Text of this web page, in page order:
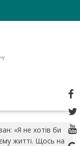
«Я не хотів би
житті. Щось на